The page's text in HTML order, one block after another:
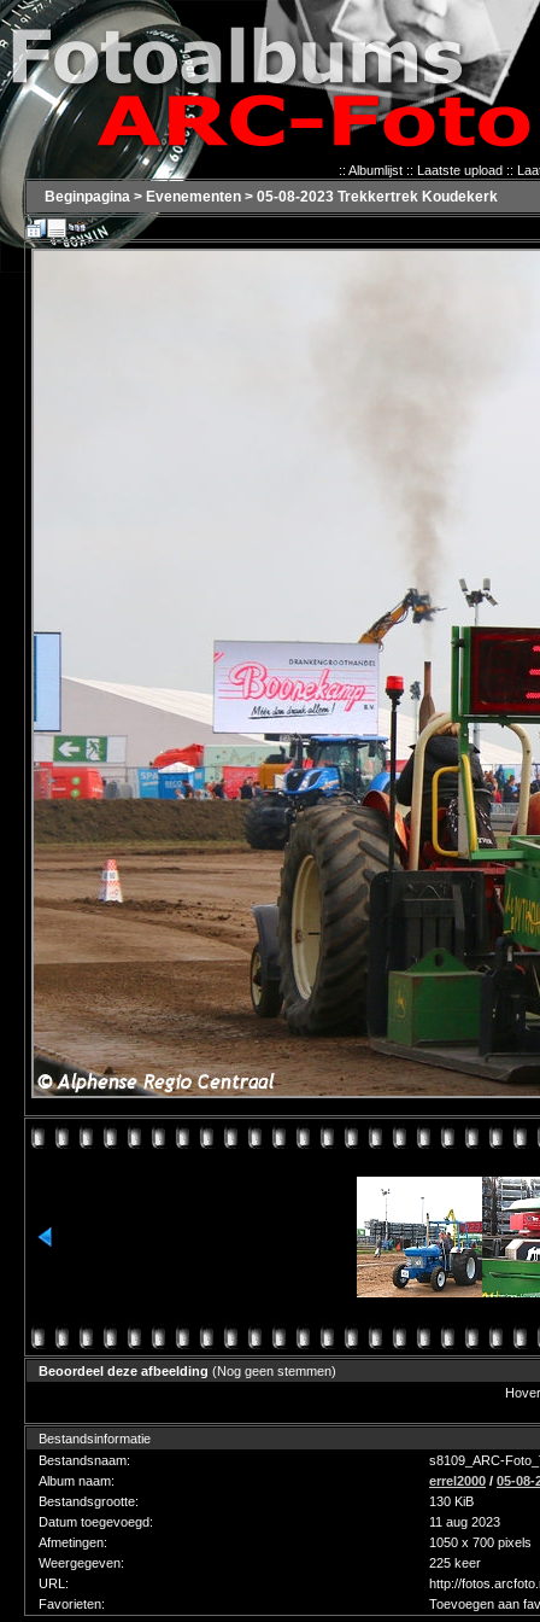
:: Albumlijst:: Laatste upload::
Beginpagina > Evenementen > 05-08-2023 Trekkertrek Koudekerk
Beoordeel deze afbeelding (Nog geen stemmen)
Bestandsinformatie
Bestandsnaam:
s8109_ARC-
Album naam:
errel2000 / 05-08-
Bestandsgrootte:
130 KiB
Datum toegevoegd:
11 aug 2023
Afmetingen:
1050 x 700 pixels
Weergegeven:
225 keer
URL:
http://
Favorieten:
Toevoegen aan